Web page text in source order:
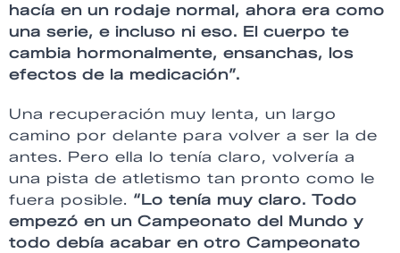
hacía en un rodaje normal, ahora era como
una serie, e incluso ni eso. El cuerpo te
cambia hormonalmente, ensanchas, los
efectos de la medicación”.
Una recuperación muy lenta, un largo
camino por delante para volver a ser la de
antes. Pero ella lo tenía claro, volvería a
una pista de atletismo tan pronto como le
fuera posible. “Lo tenía muy claro. Todo
empezó en un Campeonato del Mundo y
todo debía acabar en otro Campeonato